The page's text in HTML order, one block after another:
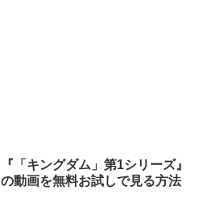
『「キングダム」第1シリーズ』
の動画を無料お試しで見る方法